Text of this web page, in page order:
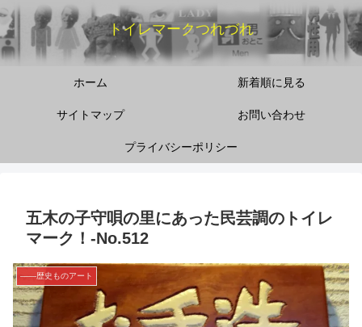
トイレマークつれづれ
ホーム 新着順に見る
サイトマップ お問い合わせ
プライバシーポリシー
五木の子守唄の里にあった民芸調のトイレ
マーク！‐No.512
――歴史ものアート